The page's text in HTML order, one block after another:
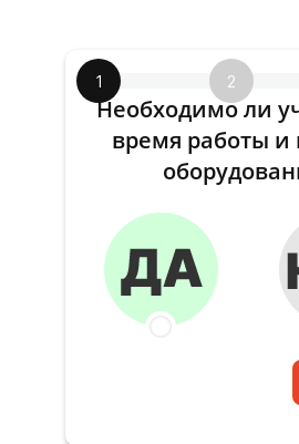
1 2
Необходимо ли
время работы и